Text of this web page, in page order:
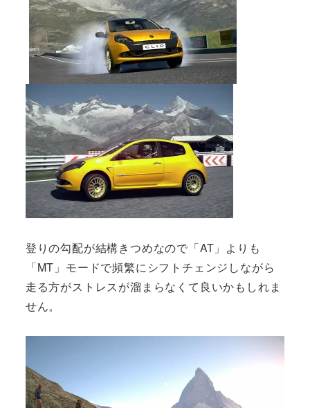
登りの勾配が結構きつめなので「AT」よりも
「MT」モードで頻繁にシフトチェンジしながら
走る方がストレスが溜まらなくて良いかもしれま
せん。